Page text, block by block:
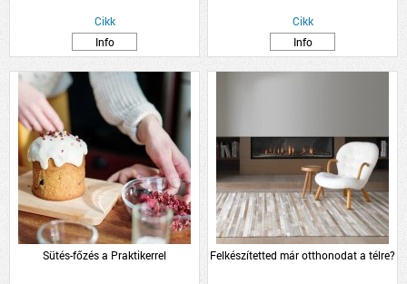
Cikk
Info
Cikk
Info
Sütés-főzés a Praktikerrel Felkészítetted már otthonodat a télre?